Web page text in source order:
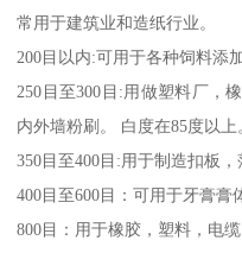
常用于建筑业和造纸行业。
200目以内:可用于各种饲料添
250目至300目:用做塑料厂，
内外墙粉刷。 白度在85度以上
350目至400目:用于制造扣板
400目至600目：可用于牙膏膏
800目：用于橡胶，塑料，电